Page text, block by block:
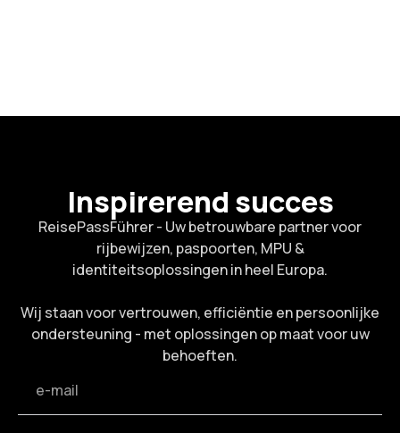
Inspirerend succes
ReisePassFührer - Uw betrouwbare partner voor
rijbewijzen, paspoorten, MPU &
identiteitsoplossingen in heel Europa.
Wij staan voor vertrouwen, efficiëntie en persoonlijke
ondersteuning - met oplossingen op maat voor uw
behoeften.